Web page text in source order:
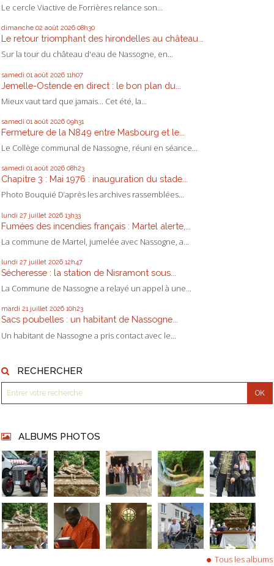
Le cercle Viactive de Forrières relance son...
dimanche 02 août 2026 08h30
Le retour triomphant des hirondelles au château...
Sur la tour du château d'eau de Nassogne, en...
samedi 01 août 2026 11h07
Jemelle-Ostende en direct : le bon plan du...
Mieux vaut tard que jamais... Cet été, la...
samedi 01 août 2026 09h31
Fermeture de la N849 entre Masbourg et le...
Le Collège communal de Nassogne, réuni en séance...
samedi 01 août 2026 08h23
Chapitre 3 : Mai 1976 : inauguration du stade...
Photo Bouquié D’après les archives rassemblées...
lundi 27 juillet 2026 13h33
Fumées des incendies français : Martel alerte,...
La commune de Martel, jumelée avec Nassogne, a...
lundi 27 juillet 2026 12h47
Sécheresse : la station de Nisramont sous...
La Commune de Nassogne a relayé un appel à une...
mardi 21 juillet 2026 10h23
Sacs poubelles : un habitant de Nassogne...
Un habitant de Nassogne a pris contact avec le...
RECHERCHER
ALBUMS PHOTOS
Tous les albums